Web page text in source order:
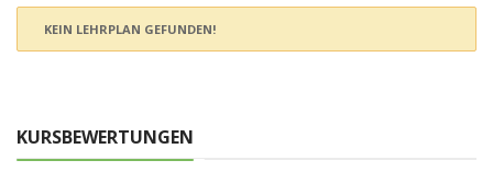
KEIN LEHRPLAN GEFUNDEN!
KURSBEWERTUNGEN